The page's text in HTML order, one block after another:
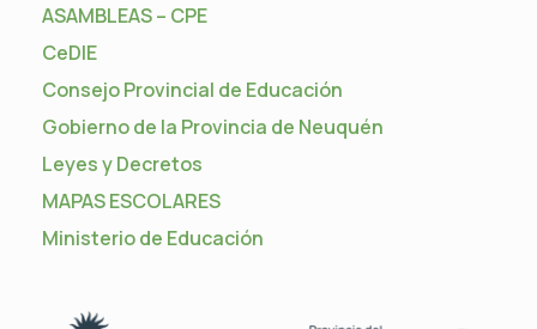
ASAMBLEAS – CPE
CeDIE
Consejo Provincial de Educación
Gobierno de la Provincia de Neuquén
Leyes y Decretos
MAPAS ESCOLARES
Ministerio de Educación